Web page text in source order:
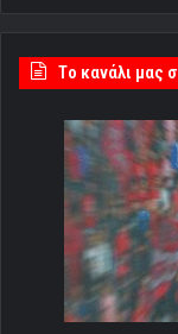
Tο κανάλι μας